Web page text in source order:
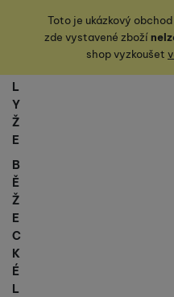
Toto je ukázkový
zde vystavené zboží
shop vyzkoušet
L
Y
Ž
E
B
Ě
Ž
E
C
K
É
L